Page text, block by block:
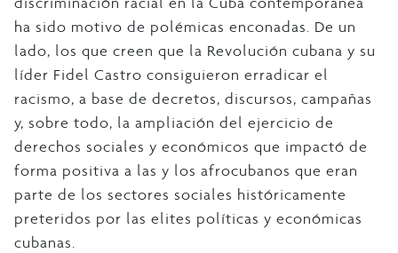
ha sido motivo de polémicas enconadas. De un
lado, los que creen que la Revolución cubana y su
líder Fidel Castro consiguieron erradicar el
racismo, a base de decretos, discursos, campañas
y, sobre todo, la ampliación del ejercicio de
derechos sociales y económicos que impactó de
forma positiva a las y los afrocubanos que eran
parte de los sectores sociales históricamente
preteridos por las elites políticas y económicas
cubanas.